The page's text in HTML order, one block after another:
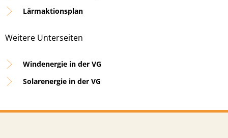
Lärmaktionsplan
Weitere Unterseiten
Windenergie in der VG
Solarenergie in der VG